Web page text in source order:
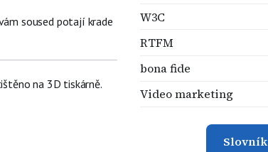
soused potají krade
na 3D tiskárně.
W3C
RTFM
bona fide
Video marketing
Slovník